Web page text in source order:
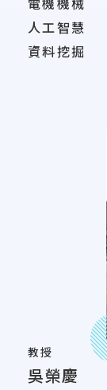
人工智慧
資料挖掘
教授
吳榮慶